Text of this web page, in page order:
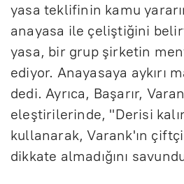
yasa teklifinin kamu
anayasa ile çeliştiğini
yasa, bir grup şirketin
ediyor. Anayasaya aykırı
dedi. Ayrıca, Başarır,
eleştirilerinde, "Derisi
kullanarak, Varank'ın
dikkate almadığını